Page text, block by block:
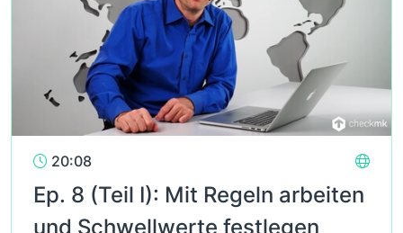
20:08
Ep. 8 (Teil I): Mit Regeln arbeiten
und Schwellwerte festlegen